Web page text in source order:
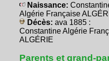
Naissance:
Algérie Française
Décès: ava 1885 :
Constantine Algérie
ALGÉRIE
Parents et grand-